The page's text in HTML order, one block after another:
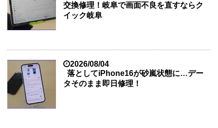
交換修理！岐阜で画面不良を直すならク
イック岐阜
2026/08/04
落としてiPhone16が砂嵐状態に…デー
タそのまま即日修理！